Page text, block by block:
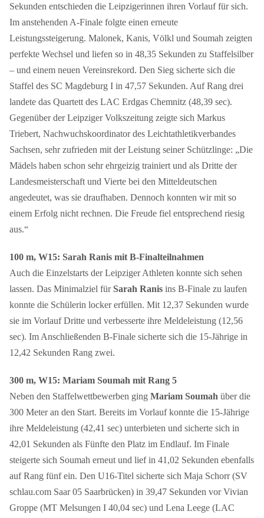
Sekunden entschieden die Leipzigerinnen ihren Vorlauf für sich.
Im anstehenden A-Finale folgte einen erneute
Leistungssteigerung. Malonek, Kanis, Völkl und Soumah zeigten
perfekte Wechsel und liefen so in 48,35 Sekunden zu Staffelsilber
– und einem neuen Vereinsrekord. Den Sieg sicherte sich die
Staffel des SC Magdeburg I in 47,57 Sekunden. Auf Rang drei
landete das Quartett des LAC Erdgas Chemnitz (48,39 sec).
Gegenüber der Leipziger Volkszeitung zeigte sich Markus
Triebert, Nachwuchskoordinator des Leichtathletikverbandes
Sachsen, sehr zufrieden mit der Leistung seiner Schützlinge: „Die
Mädels haben schon sehr ehrgeizig trainiert und als Dritte der
Landesmeisterschaft und Vierte bei den Mitteldeutschen
angedeutet, was sie draufhaben. Dennoch konnten wir mit so
einem Erfolg nicht rechnen. Die Freude fiel entsprechend riesig
aus.“
100 m, W15: Sarah Ranis mit B-Finalteilnahmen
Auch die Einzelstarts der Leipziger Athleten konnte sich sehen
lassen. Das Minimalziel fürSarah Ranisins B-Finale zu laufen
konnte die Schülerin locker erfüllen. Mit 12,37 Sekunden wurde
sie im Vorlauf Dritte und verbesserte ihre Meldeleistung (12,56
sec). Im Anschließenden B-Finale sicherte sich die 15-Jährige in
12,42 Sekunden Rang zwei.
300 m, W15: Mariam Soumah mit Rang 5
Neben den Staffelwettbewerben ging Mariam Soumah über die
300 Meter an den Start. Bereits im Vorlauf konnte die 15-Jährige
ihre Meldeleistung (42,41 sec) unterbieten und sicherte sich in
42,01 Sekunden als Fünfte den Platz im Endlauf. Im Finale
steigerte sich Soumah erneut und lief in 41,02 Sekunden ebenfalls
auf Rang fünf ein. Den U16-Titel sicherte sich Maja Schorr (SV
schlau.com Saar 05 Saarbrücken) in 39,47 Sekunden vor Vivian
Groppe (MT Melsungen I 40,04 sec) und Lena Leege (LAC